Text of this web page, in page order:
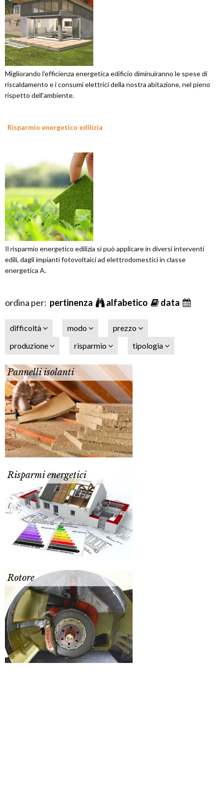
Migliorando l'efficienza energetica edificio diminuiranno le spese di
riscaldamento e i consumi elettrici della nostra abitazione, nel pieno
rispetto dell'ambiente.
Risparmio energetico edilizia
Il risparmio energetico edilizia si può applicare in diversi interventi
edili, dagli impianti fotovoltaici ad elettrodomestici in classe
energetica A.
ordina per: pertinenza alfabetico data
difficoltà modo
prezzo
produzione
risparmio tipologia
Pannelli isolanti
Risparmi energetici
Rotore